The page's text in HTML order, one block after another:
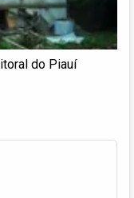
do Piauí